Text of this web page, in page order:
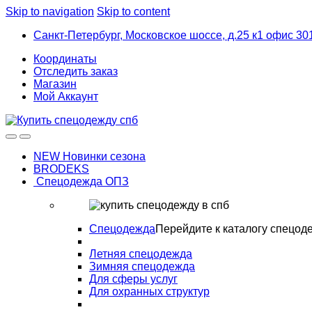
Skip to navigation Skip to content
Санкт-Петербург, Московское шоссе, д.25 к1 офис
Координаты
Отследить заказ
Магазин
Мой Аккаунт
NEW Новинки сезона
BRODEKS
Спецодежда ОПЗ
СпецодеждаПерейдите к каталогу
Летняя спецодежда
Зимняя спецодежда
Для сферы услуг
Для охранных структур